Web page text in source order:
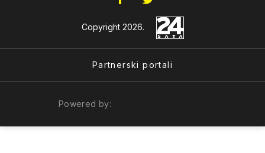
Copyright 2026.
Partnerski portali
Powered by: